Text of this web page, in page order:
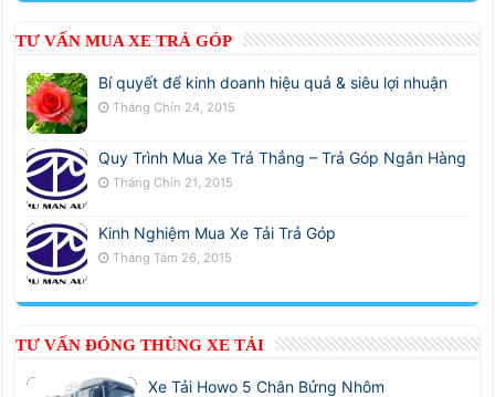
TƯ VẤN MUA XE TRẢ GÓP
Bí quyết để kinh doanh hiệu quả & siêu lợi nhuận
Tháng Chín 24, 2015
Quy Trình Mua Xe Trả Thẳng – Trả Góp Ngân Hàng
Tháng Chín 21, 2015
Kinh Nghiệm Mua Xe Tải Trả Góp
Tháng Tám 26, 2015
TƯ VẤN ĐÓNG THÙNG XE TẢI
Xe Tải Howo 5 Chân Bửng Nhôm